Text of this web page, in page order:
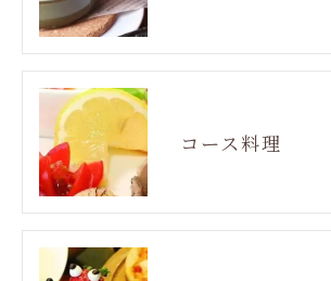
コース料理